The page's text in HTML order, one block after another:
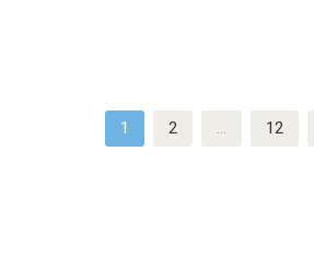
1 2 … 12